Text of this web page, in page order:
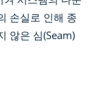
손실로 인해 종
않은 심(Seam)